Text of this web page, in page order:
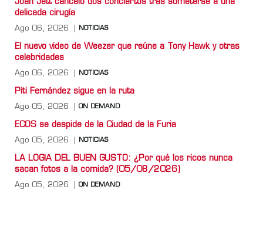
Joan Jett canceló dos conciertos tras someterse a una
delicada cirugía
Ago 06, 2026 NOTICIAS
El nuevo video de Weezer que reúne a Tony Hawk y otras
celebridades
Ago 06, 2026 NOTICIAS
Piti Fernández sigue en la ruta
Ago 05, 2026 ON DEMAND
ECOS se despide de la Ciudad de la Furia
Ago 05, 2026 NOTICIAS
LA LOGIA DEL BUEN GUSTO: ¿Por qué los ricos nunca
sacan fotos a la comida? (05/08/2026)
Ago 05, 2026 ON DEMAND